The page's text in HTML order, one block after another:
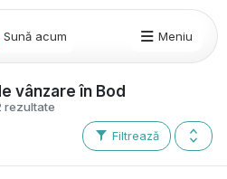
Sună acum Meniu
rezultate
vânzare în Bod
Filtrează